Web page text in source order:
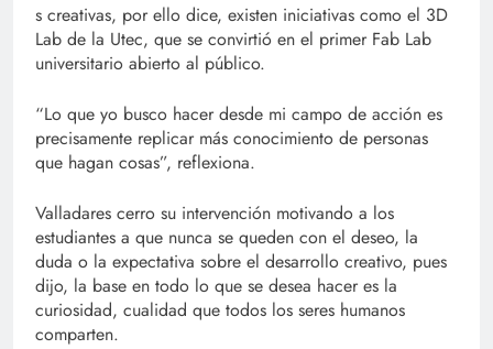
s creativas, por ello dice, existen iniciativas como el 3D
Lab de la Utec, que se convirtió en el primer Fab Lab
universitario abierto al público.
“Lo que yo busco hacer desde mi campo de acción es
precisamente replicar más conocimiento de personas
que hagan cosas”, reflexiona.
Valladares cerro su intervención motivando a los
estudiantes a que nunca se queden con el deseo, la
duda o la expectativa sobre el desarrollo creativo, pues
dijo, la base en todo lo que se desea hacer es la
curiosidad, cualidad que todos los seres humanos
comparten.